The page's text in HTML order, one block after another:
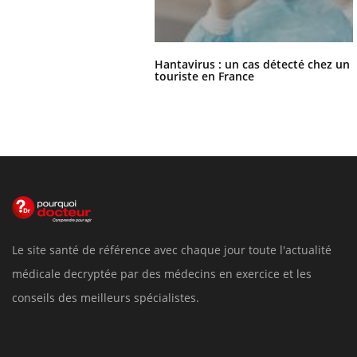
Hantavirus : un cas détecté chez un
touriste en France
Le site santé de référence avec chaque jour toute l'actualité
médicale decryptée par des médecins en exercice et les
conseils des meilleurs spécialistes.